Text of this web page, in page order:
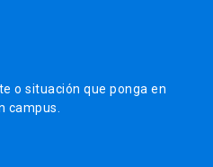
o situación que ponga en
campus.